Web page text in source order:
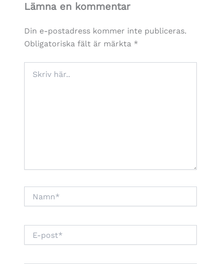
Lämna en kommentar
Din e-postadress kommer inte publiceras.
Obligatoriska fält är märkta *
här..
post*